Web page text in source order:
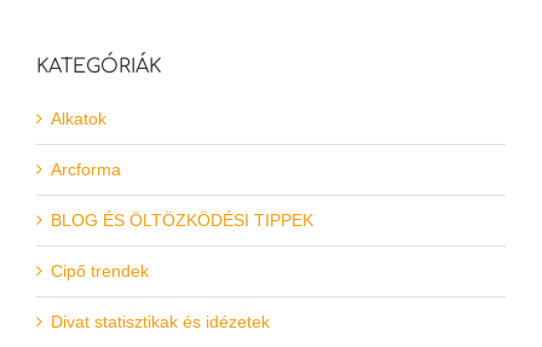
KATEGÓRIÁK
Alkatok
Arcforma
BLOG ÉS ÖLTÖZKÖDÉSI TIPPEK
Cipő trendek
Divat statisztikak és idézetek